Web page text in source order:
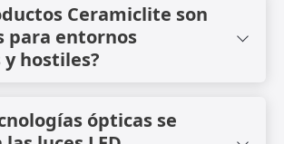
Ceramiclite son
para entornos
hostiles?
como zonas costeras, marinas,
Los productos cuentan con
ópticas se